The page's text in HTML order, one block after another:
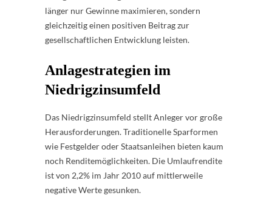
länger nur Gewinne maximieren, sondern
gleichzeitig einen positiven Beitrag zur
gesellschaftlichen Entwicklung leisten.
Anlagestrategien im
Niedrigzinsumfeld
Das Niedrigzinsumfeld stellt Anleger vor große
Herausforderungen. Traditionelle Sparformen
wie Festgelder oder Staatsanleihen bieten kaum
noch Renditemöglichkeiten. Die Umlaufrendite
ist von 2,2% im Jahr 2010 auf mittlerweile
negative Werte gesunken.